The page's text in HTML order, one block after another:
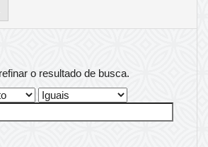
o resultado de busca.